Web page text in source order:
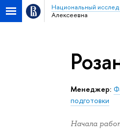
Национальный
Алексеевна
Менеджер:
подготовки
Начала